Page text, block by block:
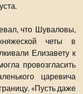
что Шуваловы,
четы в
Елизавету к
провозгласить
царевича
«Пусть даже